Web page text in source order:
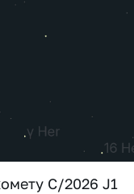
C/2026 J1